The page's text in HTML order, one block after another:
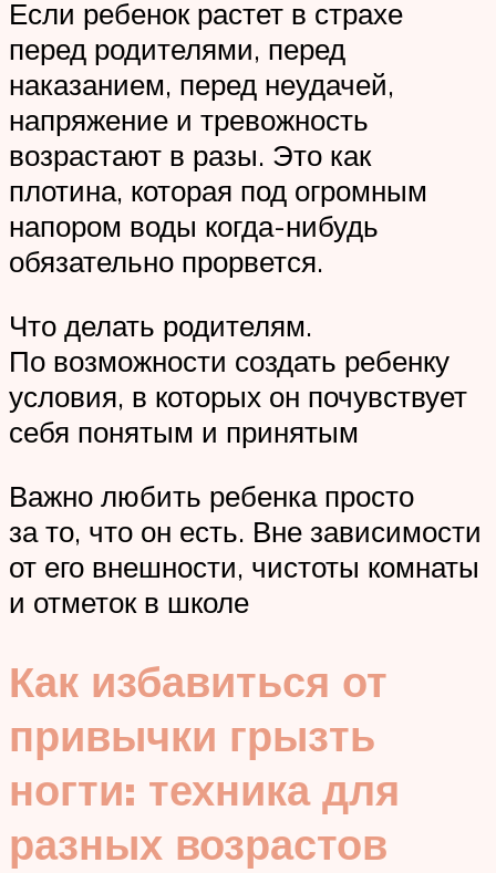
Если ребенок растет в страхе
перед родителями, перед
наказанием, перед неудачей,
напряжение и тревожность
возрастают в разы. Это как
плотина, которая под огромным
напором воды когда-нибудь
обязательно прорвется.
Что делать родителям.
По возможности создать ребенку
условия, в которых он почувствует
себя понятым и принятым
Важно любить ребенка просто
за то, что он есть. Вне зависимости
от его внешности, чистоты комнаты
и отметок в школе
Как избавиться от
привычки грызть
ногти: техника для
разных возрастов